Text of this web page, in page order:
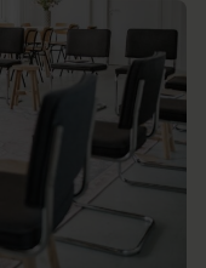
jezelf, ook als coach